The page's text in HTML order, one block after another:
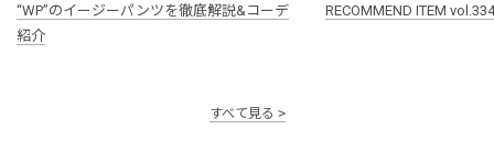
“WP”のイージーパンツを徹底解説&コーデ
紹介
RECOMMEND ITEM vol.334
すべて見る